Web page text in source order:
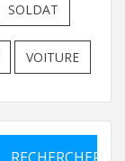
SOLDAT
VOITURE